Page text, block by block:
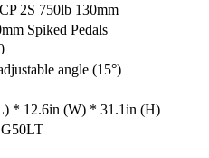
2S 750lb 130mm
Spiked Pedals
angle (15°)
* 12.6in (W) * 31.1in (H)